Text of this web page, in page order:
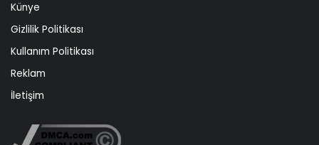
Künye
Gizlilik Politikası
Kullanım Politikası
Reklam
İletişim